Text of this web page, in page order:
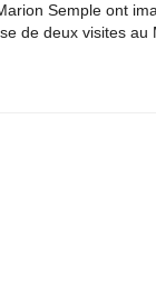
Semple ont
de deux visites au